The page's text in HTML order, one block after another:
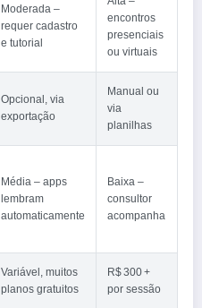
Moderada –
requer cadastro
e tutorial
encontros
presenciais
ou virtuais
Opcional, via
exportação
Manual ou
via
planilhas
Média – apps
lembram
automaticamente
Baixa –
consultor
acompanha
Variável, muitos
planos gratuitos
R$ 300 +
por sessão